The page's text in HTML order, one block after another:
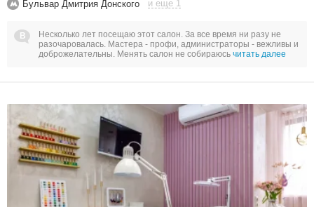
Бульвар Дмитрия Донского
и еще 1
Несколько лет посещаю этот салон. За все время ни разу не
разочаровалась. Мастера - профи, администраторы - вежливы и
доброжелательны. Менять салон не собираюсь читать далее